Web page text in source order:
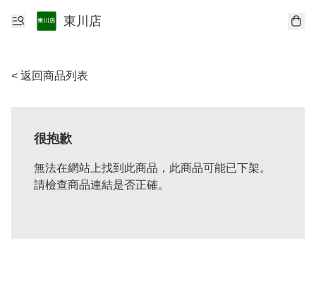
東川店
< 返回商品列表
很抱歉
無法在網站上找到此商品，此商品可能已下架。
請檢查商品連結是否正確。